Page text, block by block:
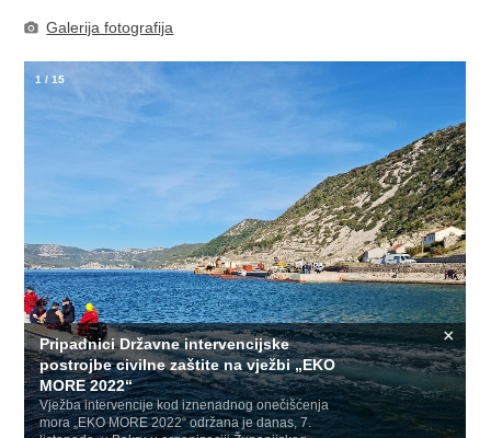
Galerija fotografija
Pripadnici Državne intervencijske
postrojbe civilne zaštite na vježbi „EKO
MORE 2022“
Vježba intervencije kod iznenadnog onečišćenja
mora „EKO MORE 2022“ održana je danas, 7.
×
1/15